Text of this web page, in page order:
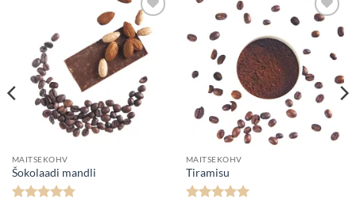
Lisa
lemmikuks
MAITSEKOHV
Šokolaadi mandli
lemmikuks
MAITSEKOHV
Tiramisu